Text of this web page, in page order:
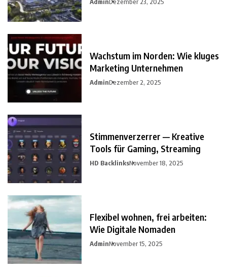
Wachstum im Norden: Wie kluges
Marketing Unternehmen
AdminDezember 2, 2025
Stimmenverzerrer — Kreative
Tools für Gaming, Streaming
HD BacklinksNovember 18, 2025
Flexibel wohnen, frei arbeiten:
Wie Digitale Nomaden
AdminNovember 15, 2025